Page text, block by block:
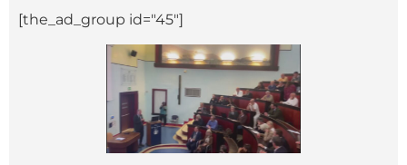
[the_ad_group id="45"]